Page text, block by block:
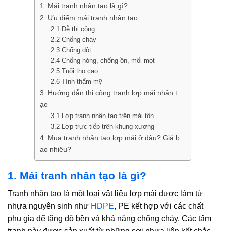
1. Mái tranh nhân tạo là gì?
2. Ưu điểm mái tranh nhân tạo
2.1 Dễ thi công
2.2 Chống cháy
2.3 Chống dột
2.4 Chống nóng, chống ồn, mối mọt
2.5 Tuổi thọ cao
2.6 Tính thẩm mỹ
3. Hướng dẫn thi công tranh lợp mái nhân t
ạo
3.1 Lợp tranh nhân tạo trên mái tôn
3.2 Lợp trực tiếp trên khung xương
4. Mua tranh nhân tạo lợp mái ở đâu? Giá b
ao nhiêu?
1. Mái tranh nhân tạo là gì?
Tranh nhân tạo là một loại vật liệu lợp mái được làm từ
nhựa nguyên sinh như HDPE, PE kết hợp với các chất
phụ gia để tăng độ bền và khả năng chống cháy. Các tấm